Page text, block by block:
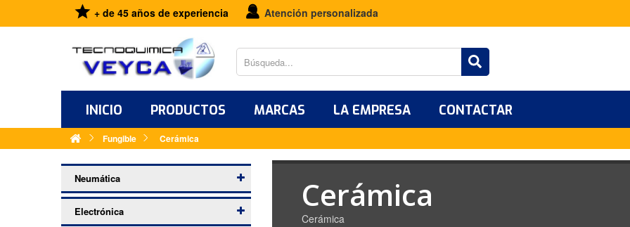
+ de 45 años de experiencia Atención personalizada
INICIO PRODUCTOS MARCAS LA EMPRESA CONTACTAR
Fungible Cerámica
Neumática
Electrónica Cerámica
Cerámica